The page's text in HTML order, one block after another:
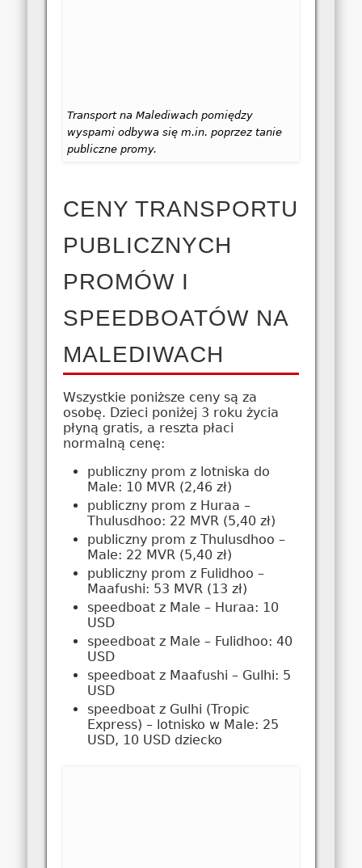
Transport na Malediwach pomiędzy
wyspami odbywa się m.in. poprzez tanie
publiczne promy.
CENY TRANSPORTU
PUBLICZNYCH
PROMÓW I
SPEEDBOATÓW NA
MALEDIWACH
Wszystkie poniższe ceny są za
osobę. Dzieci poniżej 3 roku życia
płyną gratis, a reszta płaci
normalną cenę:
publiczny prom z lotniska do
Male: 10 MVR (2,46 zł)
publiczny prom z Huraa –
Thulusdhoo: 22 MVR (5,40 zł)
publiczny prom z Thulusdhoo –
Male: 22 MVR (5,40 zł)
publiczny prom z Fulidhoo –
Maafushi: 53 MVR (13 zł)
speedboat z Male – Huraa: 10
USD
speedboat z Male – Fulidhoo: 40
USD
speedboat z Maafushi – Gulhi: 5
USD
speedboat z Gulhi (Tropic
Express) – lotnisko w Male: 25
USD, 10 USD dziecko